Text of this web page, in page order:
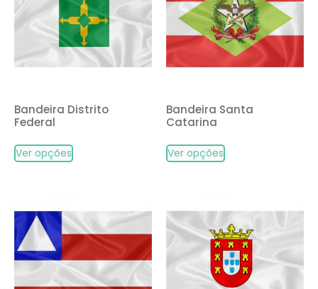
Bandeira Distrito
Federal
Ver opções
Bandeira Santa
Catarina
Ver opções